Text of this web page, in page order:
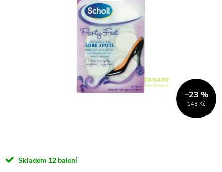
143 Kč
–23 %
Skladem 12 balení